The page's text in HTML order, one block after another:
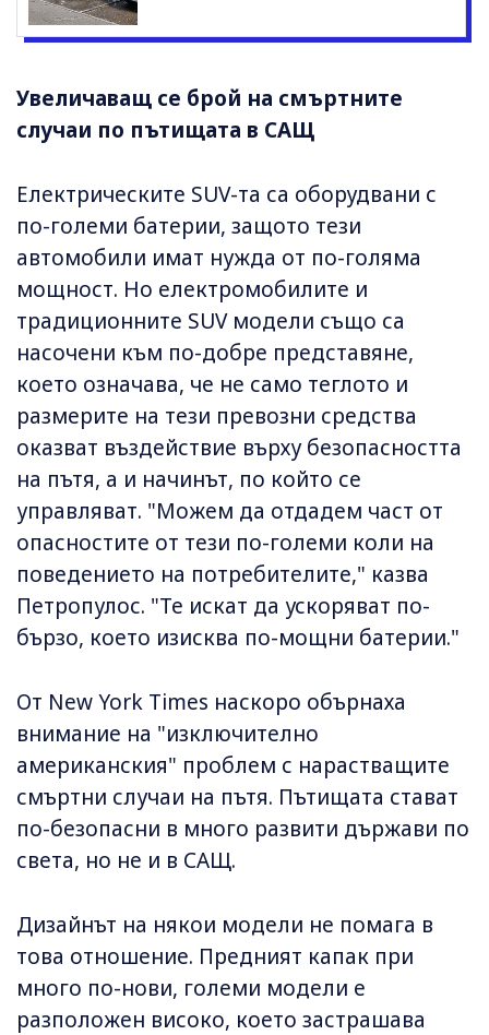
Увеличаващ се брой на смъртните
случаи по пътищата в САЩ
Електрическите SUV-та са оборудвани с
по-големи батерии, защото тези
автомобили имат нужда от по-голяма
мощност. Но електромобилите и
традиционните SUV модели също са
насочени към по-добре представяне,
което означава, че не само теглото и
размерите на тези превозни средства
оказват въздействие върху безопасността
на пътя, а и начинът, по който се
управляват. "Можем да отдадем част от
опасностите от тези по-големи коли на
поведението на потребителите," казва
Петропулос. "Те искат да ускоряват по-
бързо, което изисква по-мощни батерии."
От New York Times наскоро обърнаха
внимание на "изключително
американския" проблем с нарастващите
смъртни случаи на пътя. Пътищата стават
по-безопасни в много развити държави по
света, но не и в САЩ.
Дизайнът на някои модели не помага в
това отношение. Предният капак при
много по-нови, големи модели е
разположен високо, което застрашава